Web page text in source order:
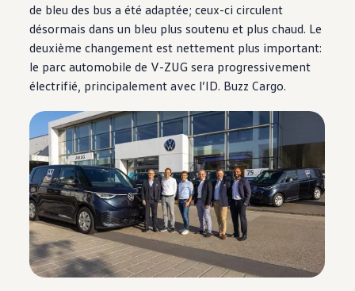
de bleu des bus a été adaptée; ceux-ci circulent
désormais dans un bleu plus soutenu et plus chaud. Le
deuxième changement est nettement plus important:
le parc automobile de V-ZUG sera progressivement
électrifié, principalement avec l’ID. Buzz Cargo.